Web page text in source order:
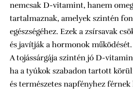
nemcsak D-vitamint, hanem
tartalmaznak, amelyek szintén
egészségéhez. Ezek a zsírsavak
és javítják a hormonok működését.
A tojássárgája szintén jó D-
ha a tyúkok szabadon tartott
és természetes napfényhez férnek